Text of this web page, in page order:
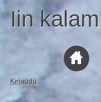
Iin
Kirjaudu